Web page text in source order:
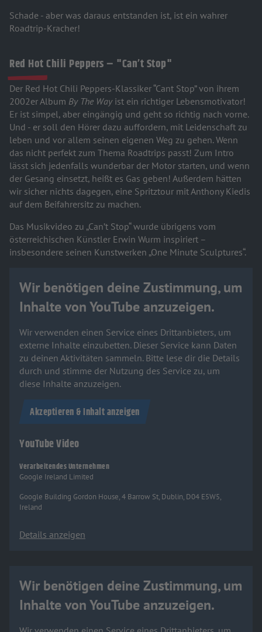
Schade - aber was daraus entstanden ist, ist ein wahrer
Roadtrip-Kracher!
Red Hot Chili Peppers – "Can’t Stop"
Der Red Hot Chili Peppers-Klassiker “Cant Stop” von ihrem
2002er Album By The Wayist ein richtiger Lebensmotivator!
Er ist simpel, aber eingängig und geht so richtig nach vorne.
Und - er soll den Hörer dazu auffordern, mit Leidenschaft zu
leben und vor allem seinen eigenen Weg zu gehen. Wenn
das nicht perfekt zum Thema Roadtrips passt! Zum Intro
lässt sich jedenfalls wunderbar der Motor starten, und wenn
der Gesang einsetzt, heißt es Gas geben! Außerdem hätten
wir sicher nichts dagegen, eine Spritztour mit Anthony Kiedis
auf dem Beifahrersitz zu machen.
Das Musikvideo zu „Can’t Stop“ wurde übrigens vom
österreichischen Künstler Erwin Wurm inspiriert –
insbesondere seinen Kunstwerken „One Minute Sculptures“.
Wir benötigen deine Zustimmung, um
Inhalte von YouTube anzuzeigen.
Wir verwenden einen Service eines Drittanbieters, um
externe Inhalte einzubetten. Dieser Service kann Daten
zu deinen Aktivitäten sammeln. Bitte lese dir die Details
durch und stimme der Nutzung des Service zu, um
diese Inhalte anzuzeigen.
Akzeptieren & Inhalt anzeigen
YouTube Video
Verarbeitendes Unternehmen
Google Ireland Limited
Google Building Gordon House, 4 Barrow St, Dublin, D04 E5W5,
Ireland
Details anzeigen
Wir benötigen deine Zustimmung, um
Inhalte von YouTube anzuzeigen.